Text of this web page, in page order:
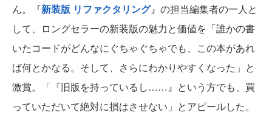
ん。『新装版 リファクタリング』の担当編集者の一人と
して、ロングセラーの新装版の魅力と価値を「誰かの書
いたコードがどんなにぐちゃぐちゃでも、この本があれ
ば何とかなる。そして、さらにわかりやすくなった」と
激賞。「『旧版を持っているし……』という方でも、買
っていただいて絶対に損はさせない」とアピールした。